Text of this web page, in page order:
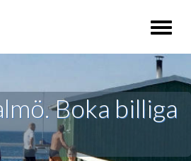
Toggle
Boka billiga